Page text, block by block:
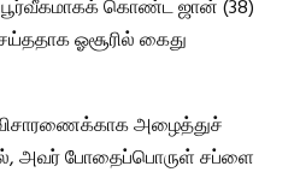
கொண்ட ஜான் (38)
ஓசூரில் கைது
அழைத்துச்
அவர் போதைப்பொருள் சப்ளை